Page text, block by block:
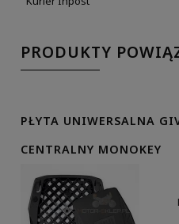
PRODUKTY
PŁYTA UNIWERSALNA
CENTRALNY MONOKEY